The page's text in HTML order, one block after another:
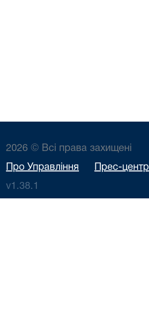
2026 © Всі права захищені
Про Управління Прес-центр
v1.38.1